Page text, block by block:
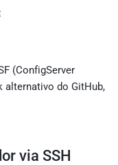
(ConfigServer
alternativo do GitHub,
via SSH